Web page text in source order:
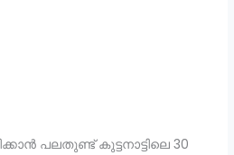
പലതുണ്ട് കുട്ടനാട്ടിലെ 30